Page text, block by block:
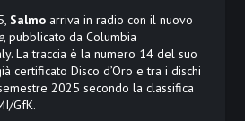
Salmoarriva in radio con il nuovo
, pubblicato da Columbia
La traccia è la numero 14 del suo
certificato Disco d’Oro e tra i dischi
2025 secondo la classifica
GfK.